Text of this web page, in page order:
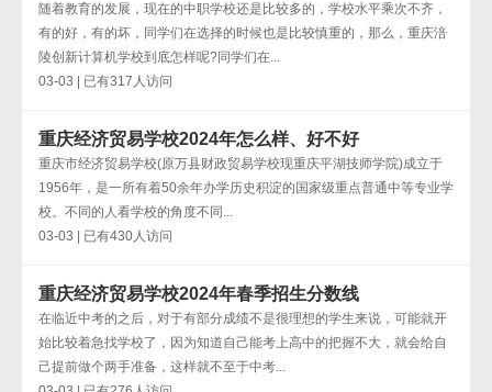
随着教育的发展，现在的中职学校还是比较多的，学校水平乘次不齐，
有的好，有的坏，同学们在选择的时候也是比较慎重的，那么，重庆涪
陵创新计算机学校到底怎样呢?同学们在...
03-03 | 已有317人访问
重庆经济贸易学校2024年怎么样、好不好
重庆市经济贸易学校(原万县财政贸易学校现重庆平湖技师学院)成立于
1956年，是一所有着50余年办学历史积淀的国家级重点普通中等专业学
校。不同的人看学校的角度不同...
03-03 | 已有430人访问
重庆经济贸易学校2024年春季招生分数线
在临近中考的之后，对于有部分成绩不是很理想的学生来说，可能就开
始比较着急找学校了，因为知道自己能考上高中的把握不大，就会给自
己提前做个两手准备，这样就不至于中考...